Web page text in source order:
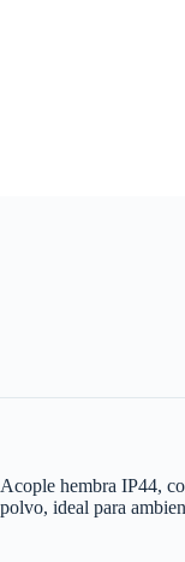
Acople hembra IP44,
polvo, ideal para